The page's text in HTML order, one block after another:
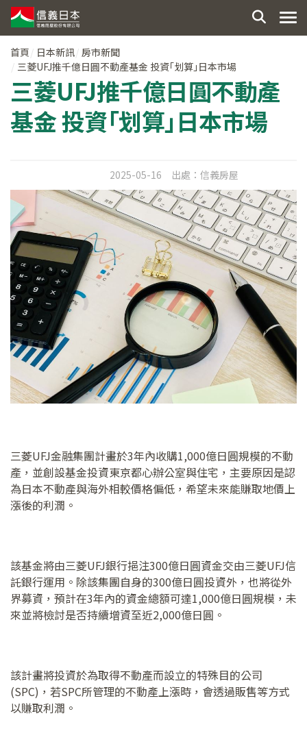
首頁 日本新訊 房市新聞
三菱UFJ推千億日圓不動產基金 投資｢划算｣日本市場
三菱UFJ推千億日圓不動產
基金 投資｢划算｣日本市場
2025-05-16 出處： 信義房屋
三菱UFJ金融集團計畫於3年內收購1,000億日圓規模的不動
產，並創設基金投資東京都心辦公室與住宅，主要原因是認
為日本不動產與海外相較價格偏低，希望未來能賺取地價上
漲後的利潤。
該基金將由三菱UFJ銀行挹注300億日圓資金交由三菱UFJ信
託銀行運用。除該集團自身的300億日圓投資外，也將從外
界募資，預計在3年內的資金總額可達1,000億日圓規模，未
來並將檢討是否持續增資至近2,000億日圓。
該計畫將投資於為取得不動產而設立的特殊目的公司
(SPC)，若SPC所管理的不動產上漲時，會透過販售等方式
以賺取利潤。